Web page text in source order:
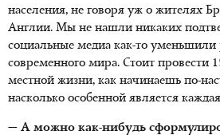
населения, не говоря уж о жителях
Англии. Мы не нашли никаких
социальные медиа как-то уменьшили
современного мира. Стоит провести
местной жизни, как начинаешь по-
насколько особенной является
— А можно как-нибудь